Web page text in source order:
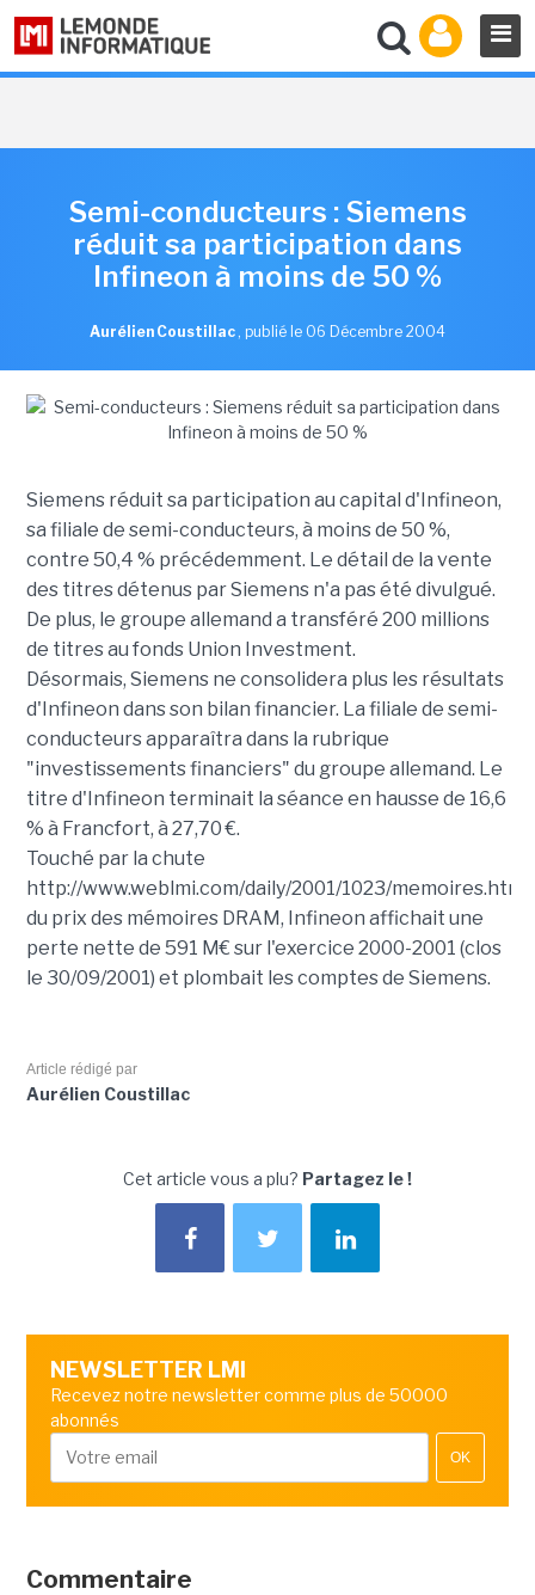
Semi-conducteurs : Siemens
réduit sa participation dans
Infineon à moins de 50 %
Aurélien Coustillac , publié le 06 Décembre 2004
Siemens réduit sa participation au capital d'Infineon,
sa filiale de semi-conducteurs, à moins de 50 %,
contre 50,4 % précédemment. Le détail de la vente
des titres détenus par Siemens n'a pas été divulgué.
De plus, le groupe allemand a transféré 200 millions
de titres au fonds Union Investment.
Désormais, Siemens ne consolidera plus les résultats
d'Infineon dans son bilan financier. La filiale de semi-
conducteurs apparaîtra dans la rubrique
"investissements financiers" du groupe allemand. Le
titre d'Infineon terminait la séance en hausse de 16,6
% à Francfort, à 27,70 €.
Touché par la chute
http://www.weblmi.com/daily/2001/1023/memoires.htm
du prix des mémoires DRAM, Infineon affichait une
perte nette de 591 M€ sur l'exercice 2000-2001 (clos
le 30/09/2001) et plombait les comptes de Siemens.
Article rédigé par
Aurélien Coustillac
Cet article vous a plu? Partagez le !
NEWSLETTER LMI
Recevez notre newsletter comme plus de 50000
abonnés
OK
Commentaire